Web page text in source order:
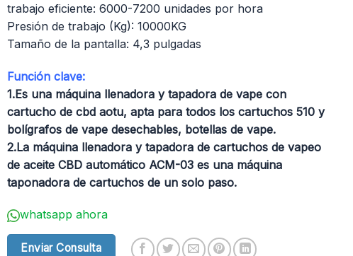
trabajo eficiente: 6000-7200 unidades por hora
Presión de trabajo (Kg): 10000KG
Tamaño de la pantalla: 4,3 pulgadas
Función clave:
1.Es una máquina llenadora y tapadora de vape con
cartucho de cbd aotu, apta para todos los cartuchos 510 y
bolígrafos de vape desechables, botellas de vape.
2.La máquina llenadora y tapadora de cartuchos de vapeo
de aceite CBD automático ACM-03 es una máquina
taponadora de cartuchos de un solo paso.
whatsapp ahora
Enviar Consulta